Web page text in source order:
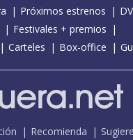
Próximos estrenos
Festivales + premios
Carteles Box-office
Recomienda